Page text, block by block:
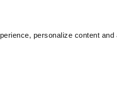
personalize content